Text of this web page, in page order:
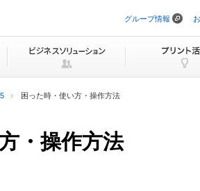
ビ
ョ
ン
を
ッ
プ
グループ情報
困った時・使い方・操作方法
・操作方法